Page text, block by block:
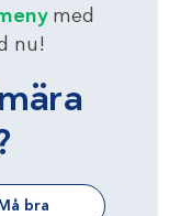
med
nu!
bra